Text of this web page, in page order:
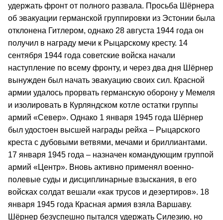
удержать фронт от полного развала. Просьба Шёрнера
об эвакуации германской группировки из Эстонии была
отклонена Гитлером, однако 28 августа 1944 года он
получил в награду мечи к Рыцарскому кресту. 14
сентября 1944 года советские войска начали
наступление по всему фронту, и через два дня Шёрнер
вынужден был начать эвакуацию своих сил. Красной
армии удалось прорвать германскую оборону у Мемеля
и изолировать в Курляндском котле остатки группы
армий «Север». Однако 1 января 1945 года Шёрнер
был удостоен высшей награды рейха – Рыцарского
креста с дубовыми ветвями, мечами и бриллиантами.
17 января 1945 года – назначен командующим группой
армий «Центр». Вновь активно применял военно-
полевые суды и дисциплинарные взыскания, в его
войсках солдат вешали «как трусов и дезертиров». 18
января 1945 года Красная армия взяла Варшаву.
Шёрнер безуспешно пытался удержать Силезию, но